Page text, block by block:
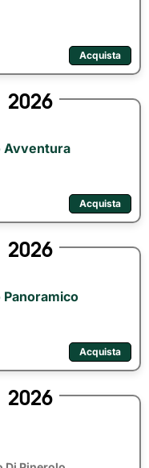
Acquista
2026
Avventura
Acquista
2026
Panoramico
Acquista
2026